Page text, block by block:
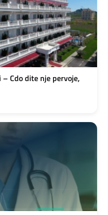
Cdo dite nje pervoje,